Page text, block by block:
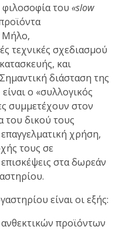
του «slow
Μήλο,
τεχνικές σχεδιασμού
και
διάσταση της
ο «συλλογικός
συμμετέχουν στον
του δικού τους
χρήση,
τους σε
στα δωρεάν
είναι οι εξής:
προϊόντων